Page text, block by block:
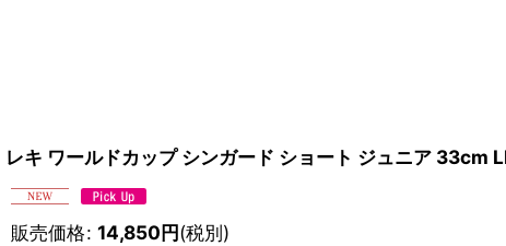
レキ ワールドカップ シンガード ショート ジュニア
販売価格: 14,850円(税別)